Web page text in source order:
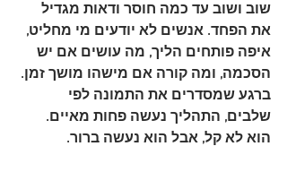
שוב ושוב עד כמה חוסר ודאות מגדיל
את הפחד. אנשים לא יודעים מי מחליט,
איפה פותחים הליך, מה עושים אם יש
הסכמה, ומה קורה אם מישהו מושך זמן.
ברגע שמסדרים את התמונה לפי
שלבים, התהליך נעשה פחות מאיים.
הוא לא קל, אבל הוא נעשה ברור.